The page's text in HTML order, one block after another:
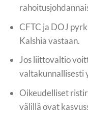
CFTC ja DOJ
Kalshia vastaan.
Jos liittovaltio
valtakunnallisesti
Oikeudelliset
välillä ovat